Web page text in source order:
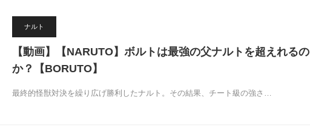
ナルト
【動画】【NARUTO】ボルトは最強の父ナルトを超えれるの
か？【BORUTO】
最終的怪獣対決を繰り広げ勝利したナルト。その結果、チート級の強さ…